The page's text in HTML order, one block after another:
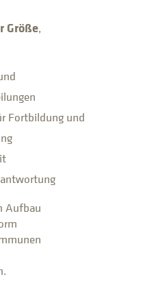
Größe,
Fortbildung und
Aufbau